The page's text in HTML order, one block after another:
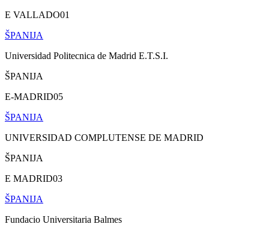
E VALLADO01
ŠPANIJA
Universidad Politecnica de Madrid E.T.S.I.
ŠPANIJA
E-MADRID05
ŠPANIJA
UNIVERSIDAD COMPLUTENSE DE MADRID
ŠPANIJA
E MADRID03
ŠPANIJA
Fundacio Universitaria Balmes